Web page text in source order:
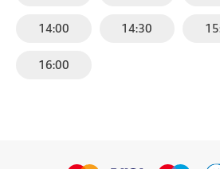
14:00 14:30
16:00